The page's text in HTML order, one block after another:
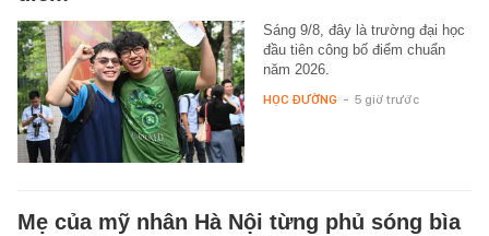
Sáng 9/8, đây là trường đại học
đầu tiên công bố điểm chuẩn
năm 2026.
HỌC ĐƯỜNG - 5 giờ trước
Mẹ của mỹ nhân Hà Nội từng phủ sóng bìa